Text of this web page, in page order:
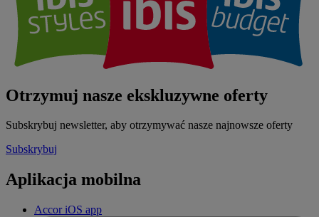
Otrzymuj nasze ekskluzywne oferty
Subskrybuj newsletter, aby otrzymywać nasze najnowsze oferty
Subskrybuj
Aplikacja mobilna
Accor iOS app